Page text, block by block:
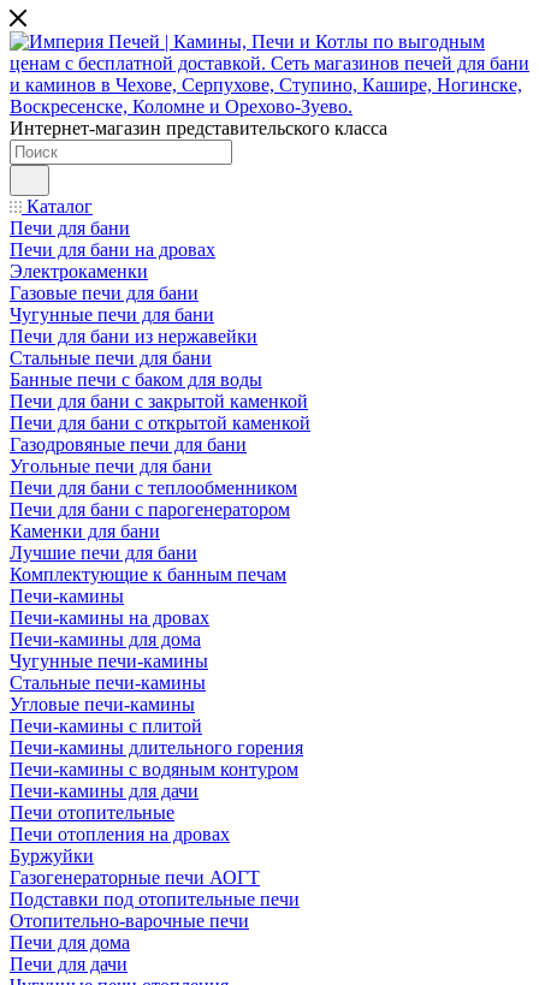
Интернет-магазин представительского класса
Каталог
Печи для бани
Печи для бани на дровах
Электрокаменки
Газовые печи для бани
Чугунные печи для бани
Печи для бани из нержавейки
Стальные печи для бани
Банные печи с баком для воды
Печи для бани с закрытой каменкой
Печи для бани с открытой каменкой
Газодровяные печи для бани
Угольные печи для бани
Печи для бани с теплообменником
Печи для бани с парогенератором
Каменки для бани
Лучшие печи для бани
Комплектующие к банным печам
Печи-камины
Печи-камины на дровах
Печи-камины для дома
Чугунные печи-камины
Стальные печи-камины
Угловые печи-камины
Печи-камины с плитой
Печи-камины длительного горения
Печи-камины с водяным контуром
Печи-камины для дачи
Печи отопительные
Печи отопления на дровах
Буржуйки
Газогенераторные печи АОГТ
Подставки под отопительные печи
Отопительно-варочные печи
Печи для дома
Печи для дачи